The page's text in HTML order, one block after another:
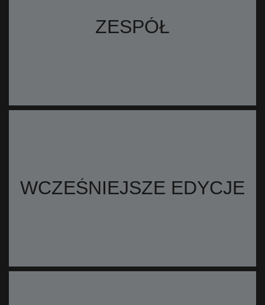
ZESPÓŁ
WCZEŚNIEJSZE EDYCJE